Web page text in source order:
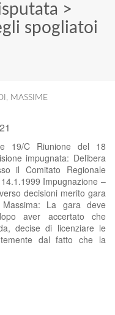
>
spogliatoi
, MASSIME
19/C Riunione del 18
impugnata: Delibera
il Comitato Regionale
Impugnazione –
decisioni merito gara
La gara deve
aver accertato che
decise di licenziare le
dal fatto che la